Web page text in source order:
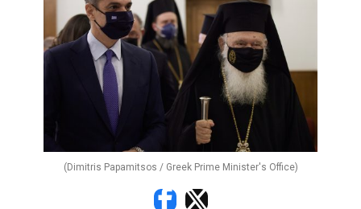
(Dimitris Papamitsos / Greek Prime Minister's Office)